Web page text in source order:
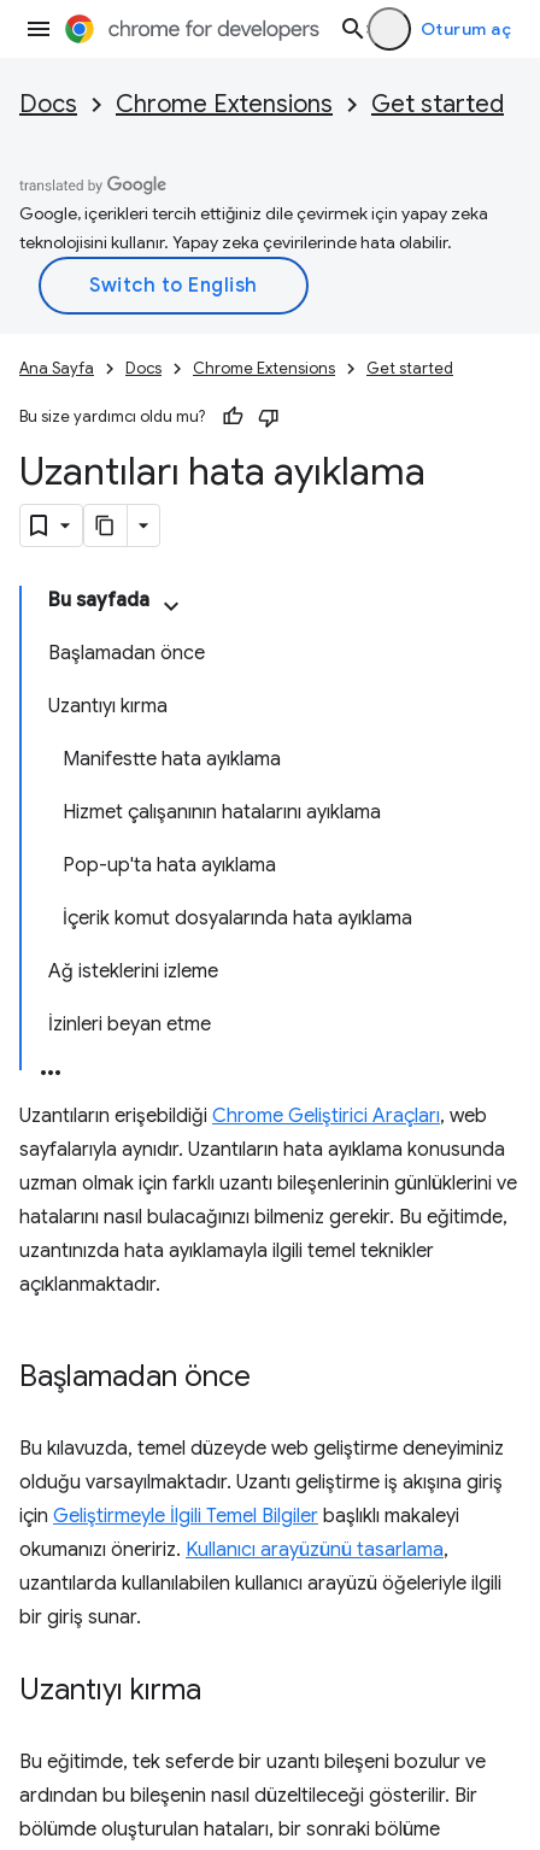
Oturum aç
Docs Chrome Extensions Get started
Google, içerikleri tercih ettiğiniz dile çevirmek için yapay zeka
teknolojisini kullanır. Yapay zeka çevirilerinde hata olabilir.
Ana Sayfa Docs Chrome Extensions Get started
Bu size yardımcı oldu mu?
Uzantıları hata ayıklama
Bu sayfada
Başlamadan önce
Uzantıyı kırma
Manifestte hata ayıklama
Hizmet çalışanının hatalarını ayıklama
Pop-up'ta hata ayıklama
İçerik komut dosyalarında hata ayıklama
Ağ isteklerini izleme
İzinleri beyan etme
Uzantıların erişebildiği Chrome Geliştirici Araçları, web
sayfalarıyla aynıdır. Uzantıların hata ayıklama konusunda
uzman olmak için farklı uzantı bileşenlerinin günlüklerini ve
hatalarını nasıl bulacağınızı bilmeniz gerekir. Bu eğitimde,
uzantınızda hata ayıklamayla ilgili temel teknikler
açıklanmaktadır.
Başlamadan önce
Bu kılavuzda, temel düzeyde web geliştirme deneyiminiz
olduğu varsayılmaktadır. Uzantı geliştirme iş akışına giriş
için Geliştirmeyle İlgili Temel Bilgiler başlıklı makaleyi
okumanızı öneririz. Kullanıcı arayüzünü tasarlama,
uzantılarda kullanılabilen kullanıcı arayüzü öğeleriyle ilgili
bir giriş sunar.
Uzantıyı kırma
Bu eğitimde, tek seferde bir uzantı bileşeni bozulur ve
ardından bu bileşenin nasıl düzeltileceği gösterilir. Bir
bölümde oluşturulan hataları, bir sonraki bölüme